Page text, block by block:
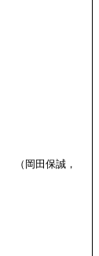
（岡田保誠，